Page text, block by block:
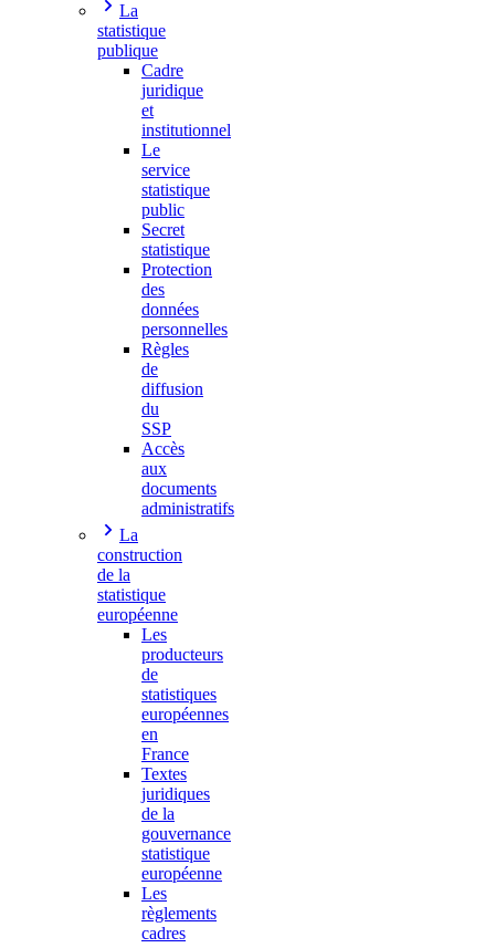
La
statistique
publique
Cadre
juridique
et
institutionnel
Le
service
statistique
public
Secret
statistique
Protection
des
données
personnelles
Règles
de
diffusion
du
SSP
Accès
aux
documents
administratifs
La
construction
de la
statistique
européenne
Les
producteurs
de
statistiques
européennes
en
France
Textes
juridiques
de la
gouvernance
statistique
européenne
Les
règlements
cadres